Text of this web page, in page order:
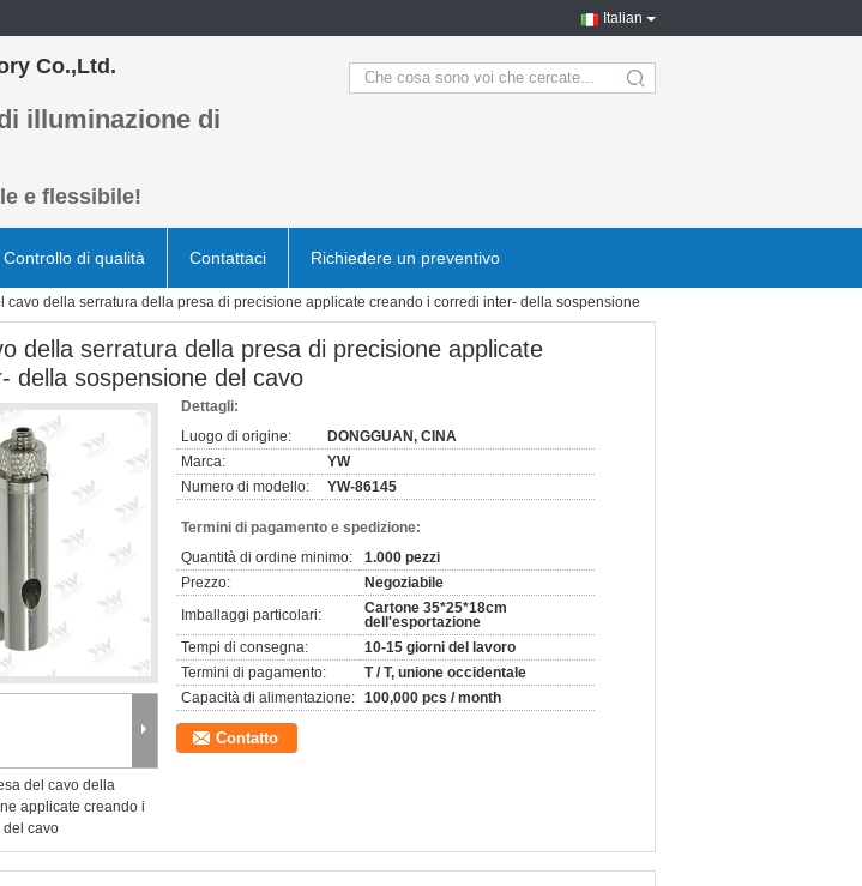
Italian
Co.,Ltd.
illuminazione di
e flessibile!
search
Controllo di qualità Contattaci Richiedere un preventivo
cavo della serratura della presa di precisione applicate creando i corredi inter- della sospensione
della serratura della presa di precisione applicate
della sospensione del cavo
del cavo della
applicate creando i
del cavo
Dettagli:
Luogo di origine:
DONGGUAN, CINA
Marca:
YW
Numero di modello:
YW-86145
Termini di pagamento e spedizione:
Quantità di ordine minimo:
1.000 pezzi
Prezzo:
Negoziabile
Imballaggi particolari:
Cartone 35*25*18cm
dell'esportazione
Tempi di consegna:
10-15 giorni del lavoro
Termini di pagamento:
T / T, unione occidentale
Capacità di alimentazione: 100,000 pcs / month
Contatto